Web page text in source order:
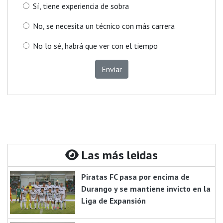
Sí, tiene experiencia de sobra
No, se necesita un técnico con más carrera
No lo sé, habrá que ver con el tiempo
Enviar
Las más leidas
Piratas FC pasa por encima de
Durango y se mantiene invicto en la
Liga de Expansión